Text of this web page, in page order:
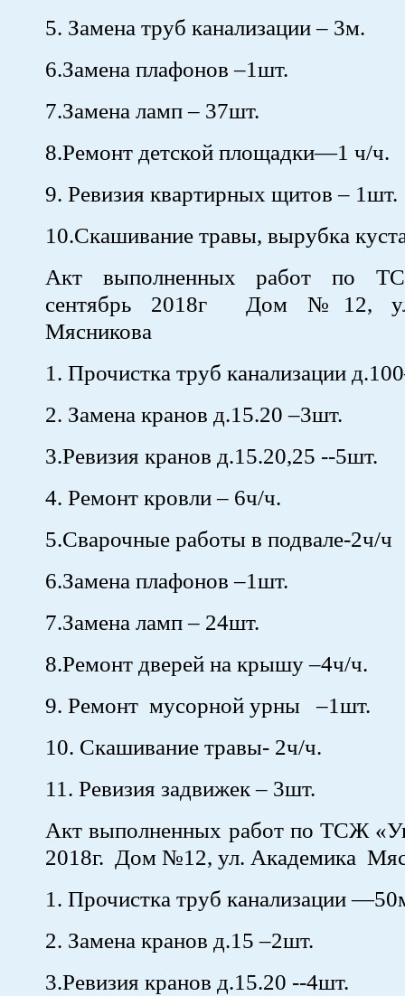
5. Замена труб канализации – 3м.
6.Замена плафонов –1шт.
7.Замена ламп – 37шт.
8.Ремонт детской площадки—1 ч/ч.
9. Ревизия квартирных щитов – 1шт.
10.Скашивание травы, вырубка
Акт выполненных работ по
сентябрь 2018г Дом №12,
Мясникова
1. Прочистка труб канализации
2. Замена кранов д.15.20 –3шт.
3.Ревизия кранов д.15.20,25 --5шт.
4. Ремонт кровли – 6ч/ч.
5.Сварочные работы в подвале-2ч/ч
6.Замена плафонов –1шт.
7.Замена ламп – 24шт.
8.Ремонт дверей на крышу –4ч/ч.
9. Ремонт мусорной урны –1шт.
10. Скашивание травы- 2ч/ч.
11. Ревизия задвижек – 3шт.
Акт выполненных работ по ТСЖ
2018г. Дом №12, ул. Академика
1. Прочистка труб канализации
2. Замена кранов д.15 –2шт.
3.Ревизия кранов д.15.20 --4шт.